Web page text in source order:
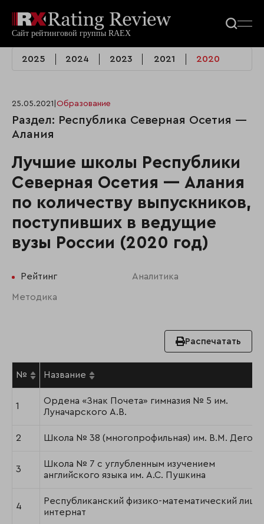
2025 2024 2023 2021 2020
25.05.2021 Образование
Раздел: Республика Северная Осетия —
Алания
Лучшие школы Республики
Северная Осетия — Алания
по количеству выпускников,
поступивших в ведущие
вузы России (2020 год)
Рейтинг Аналитика
Методика
Распечатать
№ Название
1
Ордена «Знак Почета» гимназия № 5 им.
Луначарского А.В.
2 Школа № 38 (многопрофильная) им. В.М.
3
Школа № 7 с углубленным изучением
английского языка им. А.С. Пушкина
4
Республиканский физико-математический
интернат